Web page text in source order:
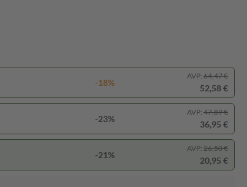
-18%
AVP: 64,47 €
52,58 €
-23%
AVP: 47,89 €
36,95 €
-21%
AVP: 26,50 €
20,95 €